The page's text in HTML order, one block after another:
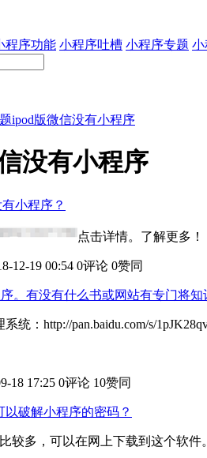
程序功能 小程序吐槽 小程序专题 小
ipod版微信没有小程序
没有小程序
小程序？
点击详情。了解更多！
12-19 00:54 0评论 0赞同
。有没有什么书或网站有专门将
统：http://pan.baidu.com/s/
18 17:25 0评论 10赞同
以破解小程序的密码？
较多，可以在网上下载到这个软件。